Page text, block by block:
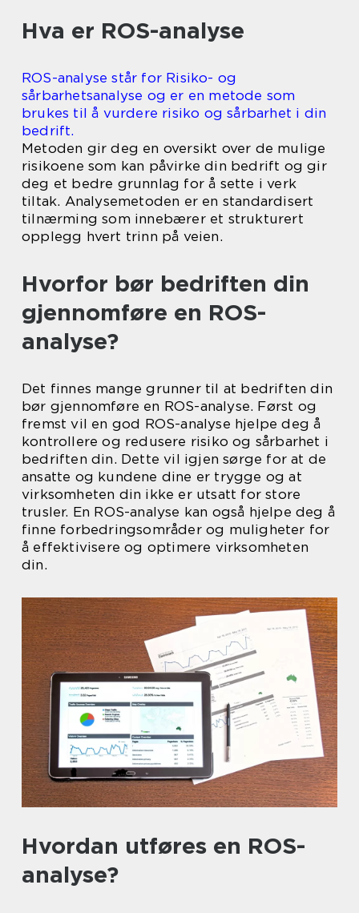
Hva er ROS-analyse
ROS-analyse står for Risiko- og
sårbarhetsanalyse og er en metode som
brukes til å vurdere risiko og sårbarhet i din
bedrift.
Metoden gir deg en oversikt over de mulige
risikoene som kan påvirke din bedrift og gir
deg et bedre grunnlag for å sette i verk
tiltak. Analysemetoden er en standardisert
tilnærming som innebærer et strukturert
opplegg hvert trinn på veien.
Hvorfor bør bedriften din
gjennomføre en ROS-
analyse?
Det finnes mange grunner til at bedriften din
bør gjennomføre en ROS-analyse. Først og
fremst vil en god ROS-analyse hjelpe deg å
kontrollere og redusere risiko og sårbarhet i
bedriften din. Dette vil igjen sørge for at de
ansatte og kundene dine er trygge og at
virksomheten din ikke er utsatt for store
trusler. En ROS-analyse kan også hjelpe deg å
finne forbedringsområder og muligheter for
å effektivisere og optimere virksomheten
din.
Hvordan utføres en ROS-
analyse?